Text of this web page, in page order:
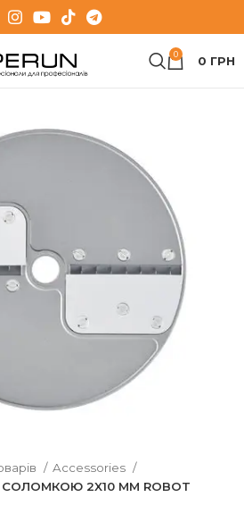
0 0 ГРН
збільшити
Accessories
2X10 ММ ROBOT